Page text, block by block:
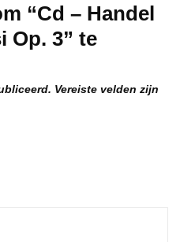
“Cd – Handel
Op. 3” te
Vereiste velden zijn